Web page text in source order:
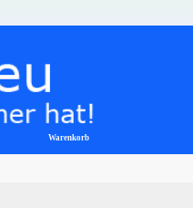
▼
Warenkorb